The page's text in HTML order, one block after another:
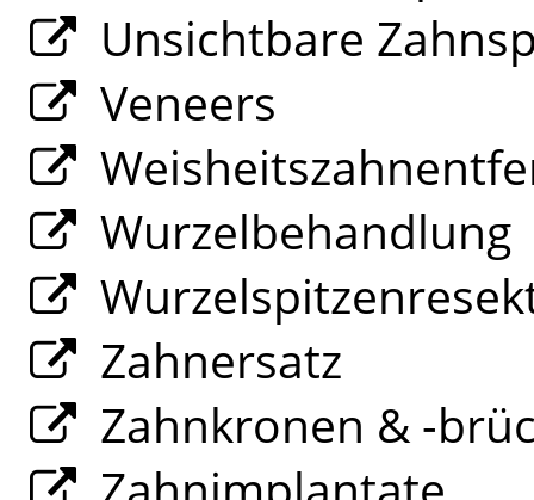
Unsichtbare
Veneers
Wurzelbehandlung
Zahnersatz
Zahnkronen & -